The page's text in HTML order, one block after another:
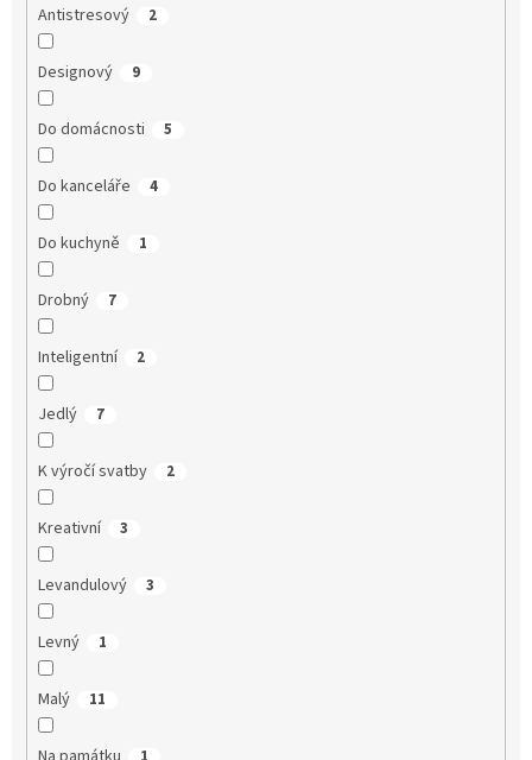
Antistresový 2
Designový 9
Do domácnosti 5
Do kanceláře 4
Do kuchyně 1
Drobný 7
Inteligentní 2
Jedlý 7
K výročí svatby 2
Kreativní 3
Levandulový 3
Levný 1
Malý 11